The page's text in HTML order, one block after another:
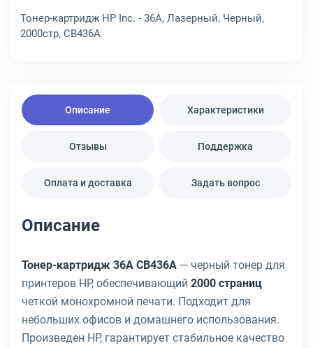
Тонер-картридж HP Inc. - 36A, Лазерный, Черный,
2000стр, CB436A
Описание Характеристики
Отзывы Поддержка
Оплата и доставка Задать вопрос
Описание
Тонер-картридж 36A CB436A — черный тонер для
принтеров HP, обеспечивающий 2000 страниц
четкой монохромной печати. Подходит для
небольших офисов и домашнего использования.
Произведен HP, гарантирует стабильное качество